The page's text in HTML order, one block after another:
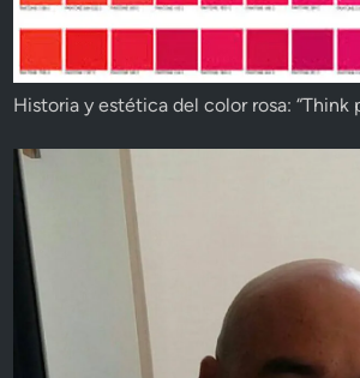
Historia y estética del color rosa: “Think